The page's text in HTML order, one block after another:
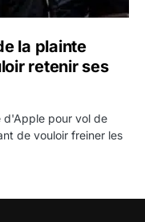
la plainte
retenir ses
d'Apple pour vol de
de vouloir freiner les